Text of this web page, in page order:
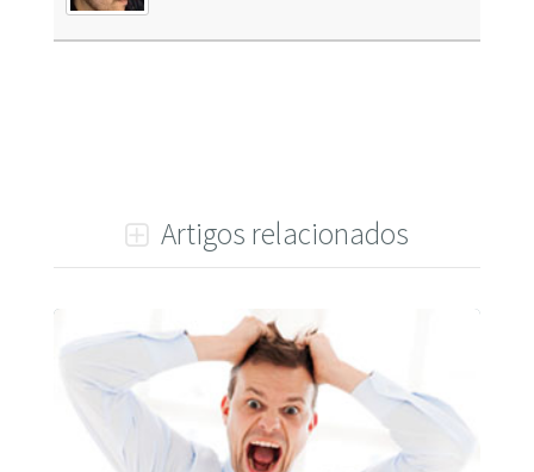
Artigos relacionados